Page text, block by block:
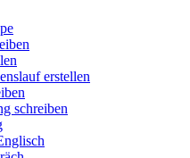
erstellen
schreiben